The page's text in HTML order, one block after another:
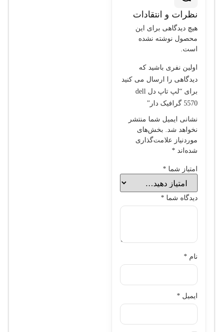
نظرات و انتقادات
هیچ دیدگاهی برای این
محصول نوشته نشده
است.
اولین نفری باشید که
دیدگاهی را ارسال می کنید
برای “لپ تاپ دل dell
5570 گرافیک دار”
نشانی ایمیل شما منتشر
نخواهد شد. بخش‌های
موردنیاز علامت‌گذاری
شده‌اند *
امتیاز شما *
دیدگاه شما *
نام *
ایمیل *